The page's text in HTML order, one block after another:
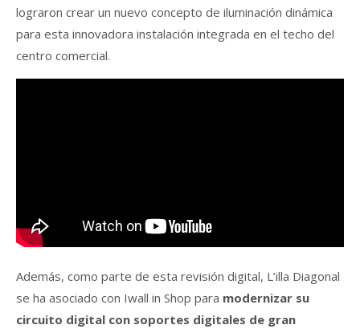
lograron crear un nuevo concepto de iluminación dinámica
para esta innovadora instalación integrada en el techo del
centro comercial.
Además, como parte de esta revisión digital, L’illa Diagonal
se ha asociado con Iwall in Shop para modernizar su
circuito digital con soportes digitales de gran